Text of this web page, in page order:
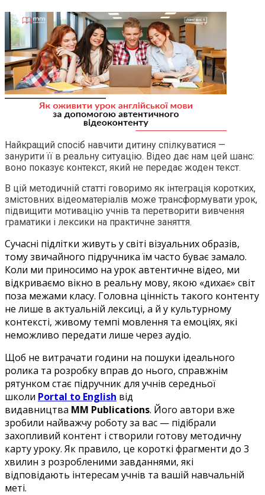
Найкращий спосіб навчити дитину спілкуватися —
занурити її в реальну ситуацію. Відео дає нам цей шанс:
воно показує контекст, який не передає жоден текст.
В цій методичній статті говоримо як інтеграція коротких,
змістовних відеоматеріалів може трансформувати урок,
підвищити мотивацію учнів та перетворити вивчення
граматики і лексики на практичне заняття.
Сучасні підлітки живуть у світі візуальних образів,
тому звичайного підручника їм часто буває замало.
Коли ми приносимо на урок автентичне відео, ми
відкриваємо вікно в реальну мову, якою «дихає» світ
поза межами класу. Головна цінність такого контенту
не лише в актуальній лексиці, а й у культурному
контексті, живому темпі мовлення та емоціях, які
неможливо передати лише через аудіо.
Щоб не витрачати години на пошуки ідеального
ролика та розробку вправ до нього, справжнім
рятунком стає підручник для учнів середньої
школи Portal to English від
видавництва MM Publications. Його автори вже
зробили найважчу роботу за вас — підібрали
захопливий контент і створили готову методичну
карту уроку. Як правило, це короткі фрагменти до 3
хвилин з розробленими завданнями, які
відповідають інтересам учнів та вашій навчальній
меті.